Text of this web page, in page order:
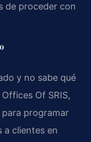
de proceder con
y no sabe qué
Of SRIS,
para programar
a clientes en